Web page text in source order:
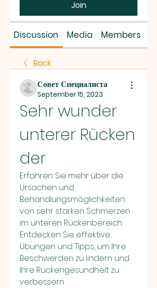
Join
Discussion Media Members
Back
Совет Специалиста
September 15, 2023
Sehr wunder
unterer Rücken
der
Erfahren Sie mehr über die
Ursachen und
Behandlungsmöglichkeiten
von sehr starken Schmerzen
im unteren Rückenbereich.
Entdecken Sie effektive
Übungen und Tipps, um Ihre
Beschwerden zu lindern und
Ihre Rückengesundheit zu
verbessern.